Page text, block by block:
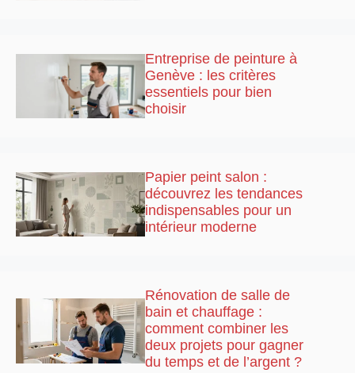
Entreprise de peinture à
Genève : les critères
essentiels pour bien
choisir
Papier peint salon :
découvrez les tendances
indispensables pour un
intérieur moderne
Rénovation de salle de
bain et chauffage :
comment combiner les
deux projets pour gagner
du temps et de l’argent ?